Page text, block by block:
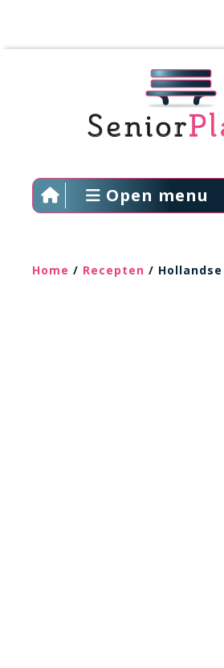
Open menu
Home / Recepten /